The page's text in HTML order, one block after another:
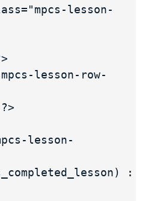
lesson-
lesson-row-
lesson-
: